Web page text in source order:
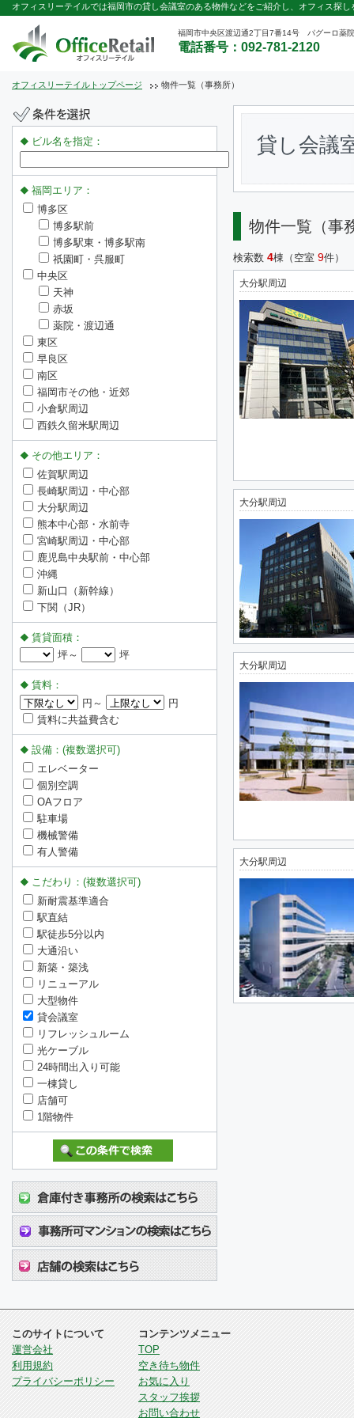
オフィスリーテイルでは福岡市の貸し会議室のある物件などをご紹介し、オフィス探
福岡市中央区渡辺通2丁目7番14号 パグーロ薬
電話番号：092-781-2120
オフィスリーテイルトップページ 物件一覧（事務所）
貸し会議
物件一覧（事
検索数 4棟（空室 9件）
大分駅周辺
大分駅周辺
大分駅周辺
大分駅周辺
ビル名を指定：
福岡エリア：
博多区
博多駅前
博多駅東・博多駅南
祇園町・呉服町
中央区
天神
赤坂
薬院・渡辺通
東区
早良区
南区
福岡市その他・近郊
小倉駅周辺
西鉄久留米駅周辺
その他エリア：
佐賀駅周辺
長崎駅周辺・中心部
大分駅周辺
熊本中心部・水前寺
宮崎駅周辺・中心部
鹿児島中央駅前・中心部
沖縄
新山口（新幹線）
下関（JR）
賃貸面積：
坪～
坪
賃料：
円～
円
賃料に共益費含む
設備：(複数選択可)
エレベーター
個別空調
OAフロア
駐車場
機械警備
有人警備
こだわり：(複数選択可)
新耐震基準適合
駅直結
駅徒歩5分以内
大通沿い
新築・築浅
リニューアル
大型物件
貸会議室
リフレッシュルーム
光ケーブル
24時間出入り可能
一棟貸し
店舗可
1階物件
このサイトについて
運営会社
利用規約
プライバシーポリシー
コンテンツメニュー
TOP
空き待ち物件
お気に入り
スタッフ挨拶
お問い合わせ